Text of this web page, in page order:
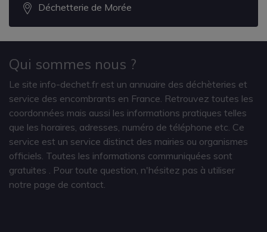
Déchetterie de Morée
Qui sommes nous ?
Le site info-dechet.fr est un annuaire des déchèteries et
service des encombrants en France. Retrouvez toutes les
coordonnées mais aussi les informations pratiques telles
que les horaires, adresses, numéro de téléphone etc. Ce
service est un service distinct des mairies ou organismes
officiels. Toutes les informations communiquées sont
gratuites
. Pour toute question, n'hésitez pas à utiliser
notre page de contact.